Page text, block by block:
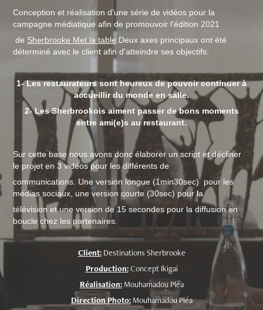
Conception et réalisation d'une série de vidéos pour la
campagne médiatique afin de promouvoir l'édition 2021
de Sherbrooke Met la table Deux axes principaux ont été
déterminé avec le client afin d'atteindre ses objectifs:
1- Les restaurateurs sont heureux de pouvoir continuer à
accueillir du monde en salle.
2- Les Sherbrookois aiment passer de bons moments
entre ami(e)s au restaurant.
Sur cette base nous avons donc élaborer un script et décliner
le projet en 3 vidéos pour les différents de
communications. Une version longue (1min30sec) pour les
médias sociaux, une version courte (30sec) pour la
télévision et une version de 15 secondes pour la diffusion en
boucle chez les partenaires.
Client:Destinations Sherbrooke
Production:Concept Ikigai
Réalisation:Mouhamadou Pléa
Direction Photo:Mouhamadou Pléa